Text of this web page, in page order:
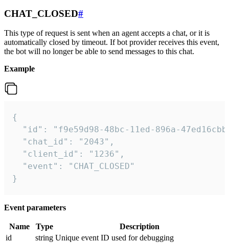
CHAT_CLOSED#
This type of request is sent when an agent accepts a chat, or it is
automatically closed by timeout. If bot provider receives this event,
the bot will no longer be able to send messages to this chat.
Example
{
"id": "f9e59d98-48bc-11ed-896a-
  "chat_id": "2043",
  "client_id": "1236",
  "event": "CHAT_CLOSED"
}
Event parameters
Name Type
Description
id
string Unique event ID used for debugging